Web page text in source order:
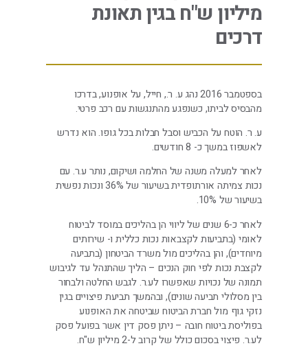
מיליון ש"ח בגין תאונת
דרכים
בספטמבר 2016 נהג ע. ר., חייל, על אופנוע, בדרכו
מהבסיס לביתו, כשנפגע מהתנגשות עם רכב פרטי.
ע. ר. הוטח על הכביש וסבל חבלות בכל גופו. הוא נדרש
לאשפוז במשך כ- 8 חודשים.
לאחר למעלה משנה של החלמה ושיקום, נותר ע.ר. עם
נכות צמיתה אורתופדית בשיעור של 36% ונכות נפשית
בשיעור של 10%.
לאחר כ-6 שנים של ליווי הן בהליכים במוסד לביטוח
לאומי (בתביעות לקצבאות נכות כללית ו- שירותים
מיוחדים), והן בהליכים מול משרד הביטחון (בתביעה
לקצבת נכות לפי חוק הנכים – הליך שהתנהל עד לגיבוש
תמונה של נכויות שאפשרו לע.ר. לגבש החלטה ולבחור
בין מסלולי תביעה שונים), ובהמשך תביעת פיצויים בגין
נזקי גוף מול חברת הביטוח שביטחה את האופנוע
בפוליסת ביטוח חובה – ניתן פסק דין אשר בפועל פסק
לע.ר. פיצוי בסכום כולל של קרוב ל-2 מיליון ש"ח.